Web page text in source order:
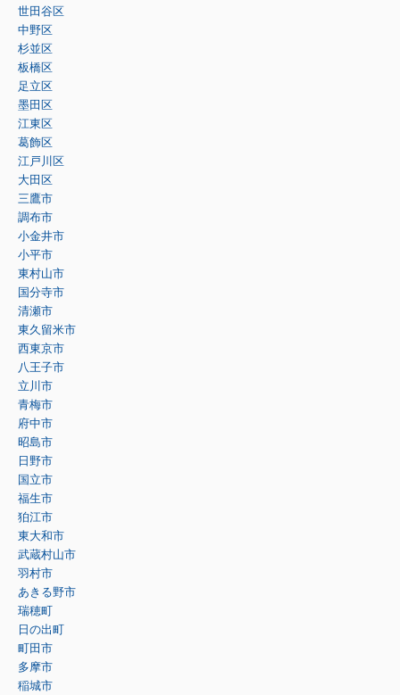
世田谷区
中野区
杉並区
板橋区
足立区
墨田区
江東区
葛飾区
江戸川区
大田区
三鷹市
調布市
小金井市
小平市
東村山市
国分寺市
清瀬市
東久留米市
西東京市
八王子市
立川市
青梅市
府中市
昭島市
日野市
国立市
福生市
狛江市
東大和市
武蔵村山市
羽村市
あきる野市
瑞穂町
日の出町
町田市
多摩市
稲城市